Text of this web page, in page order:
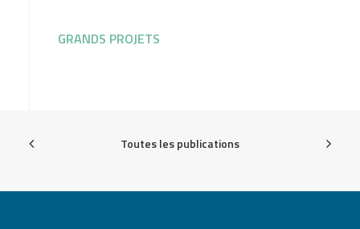
GRANDS PROJETS
Toutes les publications